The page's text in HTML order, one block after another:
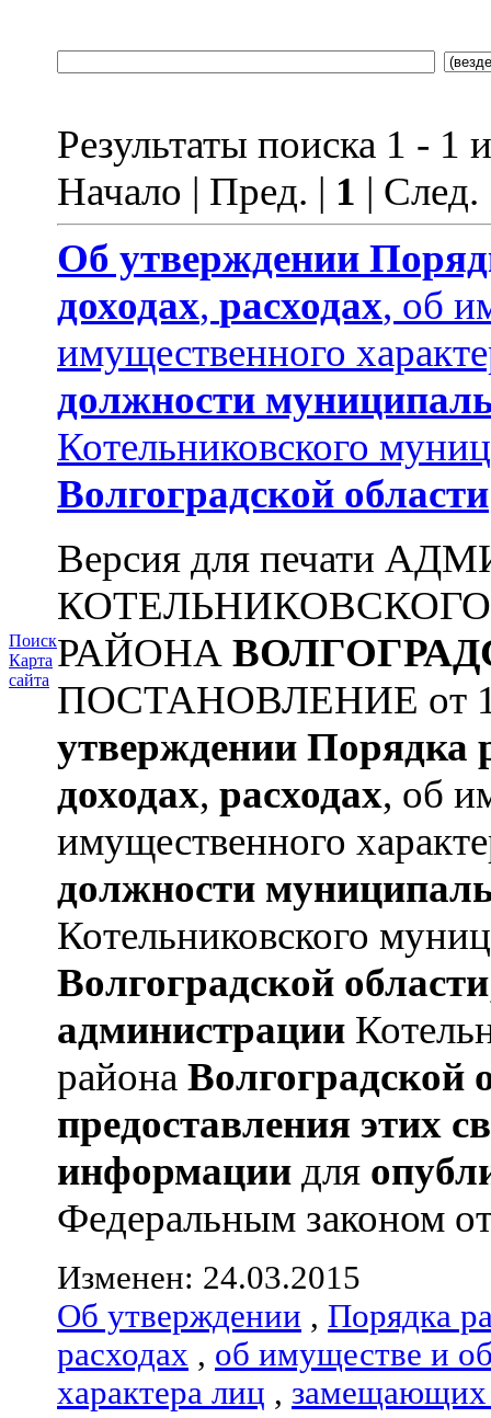
Поиск
Карта
сайта
Результаты поиска 1 - 1
Начало | Пред. | 1 |
Об утверждении
доходах, расходах, об
имущественного
должности
Котельниковского
Волгоградской области
Версия для печати
РАЙОНА
ПОСТАНОВЛЕНИЕ от
утверждении Порядка
доходах, расходах, об
имущественного
должности
Котельниковского
Волгоградской области
администрации
района Волгоградской
предоставления этих
информации для
Федеральным законом
Изменен: 24.03.2015
Об утверждении , Порядка
расходах , об имуществе и
характера лиц , замещающих